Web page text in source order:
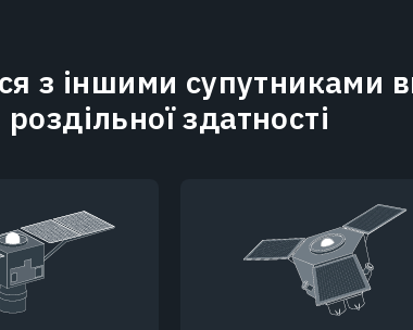
з іншими супутниками
роздільної здатності